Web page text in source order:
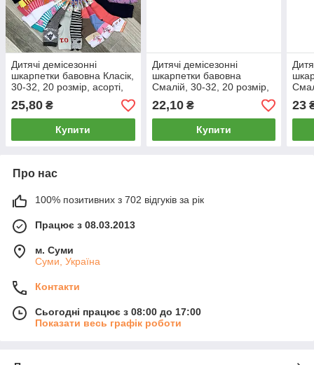
Дитячі демісезонні
шкарпетки бавовна Класік,
30-32, 20 розмір, асорті,
06550
25,80 ₴
Купити
Дитячі демісезонні
шкарпетки бавовна
Смалій, 30-32, 20 розмір,
асорті
22,10₴
Купити
23
Про нас
100% позитивних з 702 відгуків за рік
Працює з 08.03.2013
м. Суми
Суми, Україна
Контакти
Сьогодні працює з 08:00 до 17:00
Показати весь графік роботи